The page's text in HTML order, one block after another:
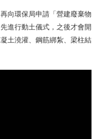
向環保局申請「營建廢棄物
進行動土儀式，之後才會開
土澆灌、鋼筋綁紮、梁柱結